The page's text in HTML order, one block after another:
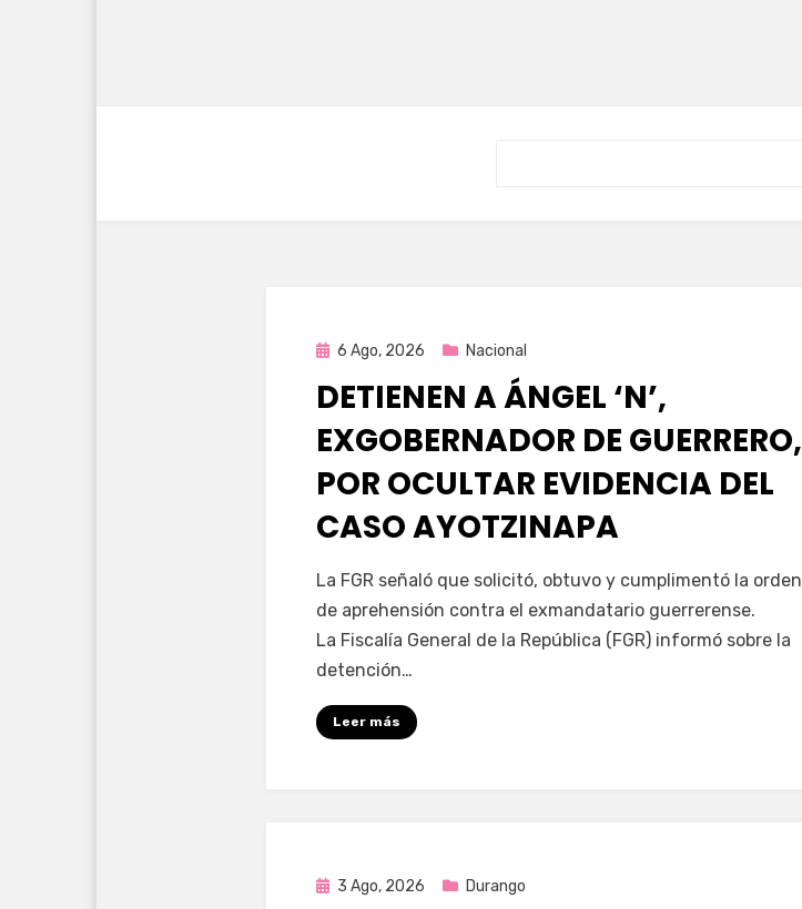
Publicada
6 Ago, 2026 Nacional
DETIENEN A ÁNGEL ‘N’,
EXGOBERNADOR DE GUERRERO,
POR OCULTAR EVIDENCIA DEL
CASO AYOTZINAPA
porFernando Miranda Servín
La FGR señaló que solicitó, obtuvo y cumplimentó la orden
de aprehensión contra el exmandatario guerrerense.
La Fiscalía General de la República (FGR) informó sobre la
detención…
Leer más
Publicada
3 Ago, 2026 Durango